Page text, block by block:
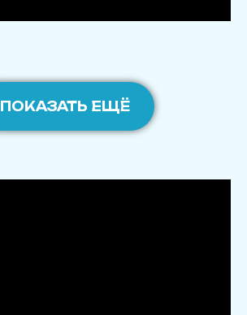
ПОКАЗАТЬ ЕЩЁ